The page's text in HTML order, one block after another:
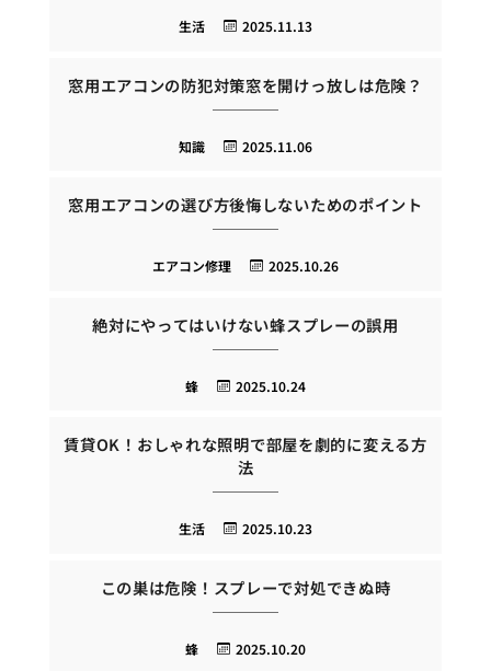
2025.11.13
生活
窓用エアコンの防犯対策窓を開けっ放しは危険？
2025.11.06
知識
窓用エアコンの選び方後悔しないためのポイント
2025.10.26
エアコン修理
絶対にやってはいけない蜂スプレーの誤用
2025.10.24
蜂
賃貸OK！おしゃれな照明で部屋を劇的に変える方
法
2025.10.23
生活
この巣は危険！スプレーで対処できぬ時
2025.10.20
蜂